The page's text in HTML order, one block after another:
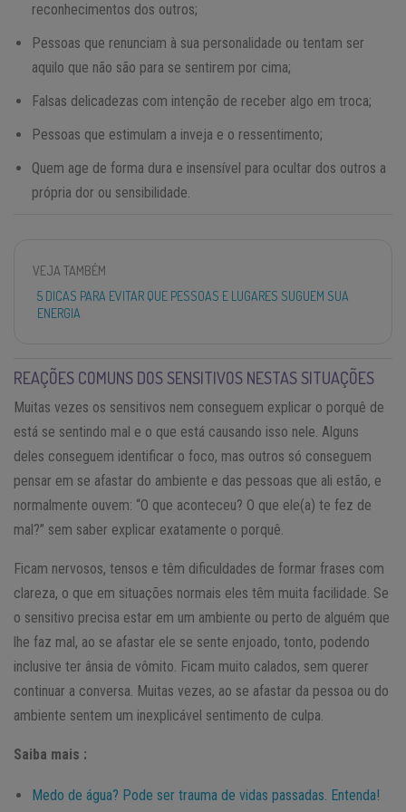
reconhecimentos dos outros;
Pessoas que renunciam à sua personalidade ou tentam ser
aquilo que não são para se sentirem por cima;
Falsas delicadezas com intenção de receber algo em troca;
Pessoas que estimulam a inveja e o ressentimento;
Quem age de forma dura e insensível para ocultar dos outros a
própria dor ou sensibilidade.
VEJA TAMBÉM
5 DICAS PARA EVITAR QUE PESSOAS E LUGARES SUGUEM SUA
ENERGIA
REAÇÕES COMUNS DOS SENSITIVOS NESTAS SITUAÇÕES
Muitas vezes os sensitivos nem conseguem explicar o porquê de
está se sentindo mal e o que está causando isso nele. Alguns
deles conseguem identificar o foco, mas outros só conseguem
pensar em se afastar do ambiente e das pessoas que ali estão, e
normalmente ouvem: “O que aconteceu? O que ele(a) te fez de
mal?” sem saber explicar exatamente o porquê.
Ficam nervosos, tensos e têm dificuldades de formar frases com
clareza, o que em situações normais eles têm muita facilidade. Se
o sensitivo precisa estar em um ambiente ou perto de alguém que
lhe faz mal, ao se afastar ele se sente enjoado, tonto, podendo
inclusive ter ânsia de vômito. Ficam muito calados, sem querer
continuar a conversa. Muitas vezes, ao se afastar da pessoa ou do
ambiente sentem um inexplicável sentimento de culpa.
Saiba mais :
Medo de água? Pode ser trauma de vidas passadas. Entenda!